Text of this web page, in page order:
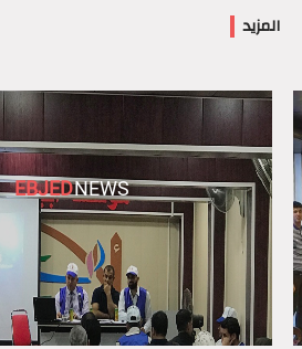
المزيد
EBJEDNEWS